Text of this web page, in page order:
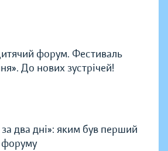
форум. Фестиваль
До нових зустрічей!
два дні»: яким був перший
форуму